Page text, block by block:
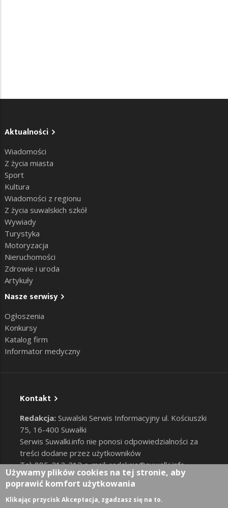
Aktualności
Wiadomości
Z życia miasta
Sport
Kultura
Wiadomości z regionu
Z życia suwalskich szkół
Wywiady
Turystyka
Motoryzacja
Nieruchomości
Zdrowie i uroda
Artykuły
Nasze serwisy
Ogłoszenia
Konkursy
Katalog firm
Informator medyczny
Kontakt
Redakcja: Suwalski Serwis Informacyjny ul. Kościuszki
75, 16-400 Suwałki
Serwis Suwalki.info nie ponosi odpowiedzialności za
treści dodane przez użytkowników
Tel: 885-212-212 e-mail:redakcja@suwalki.info,
reklama@suwalki.info
RODO |Cookies
User account menu
Zaloguj
Używamy plików cookies na tej stronie, aby
poprawić komfort użytkowania
Klikając przycisk Akceptacja, zgadzasz się na to.